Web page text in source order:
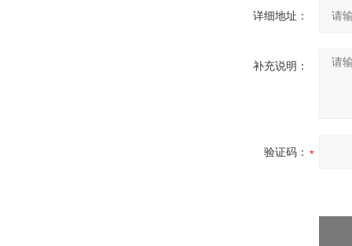
详细地址：
补充说明：
验证码：